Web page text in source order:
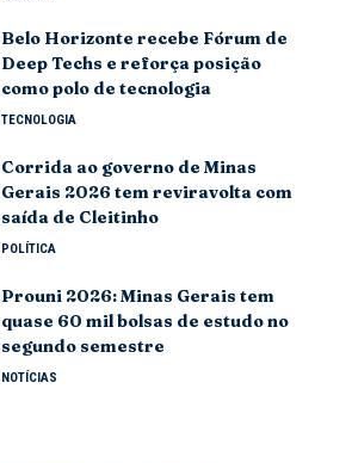
Belo Horizonte recebe Fórum de
Deep Techs e reforça posição
como polo de tecnologia
TECNOLOGIA
Corrida ao governo de Minas
Gerais 2026 tem reviravolta com
saída de Cleitinho
POLÍTICA
Prouni 2026: Minas Gerais tem
quase 60 mil bolsas de estudo no
segundo semestre
NOTÍCIAS